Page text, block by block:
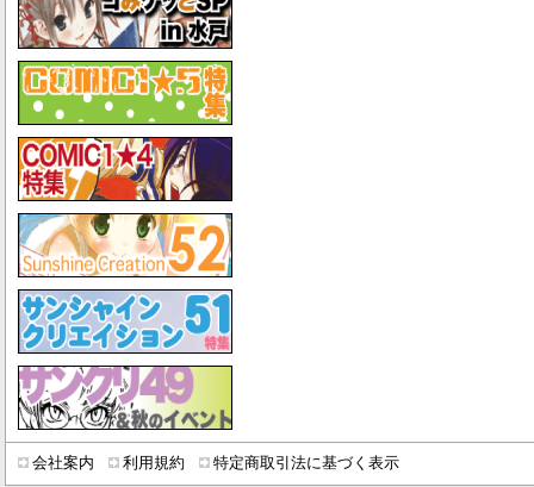
会社案内 利用規約 特定商取引法に基づく表示